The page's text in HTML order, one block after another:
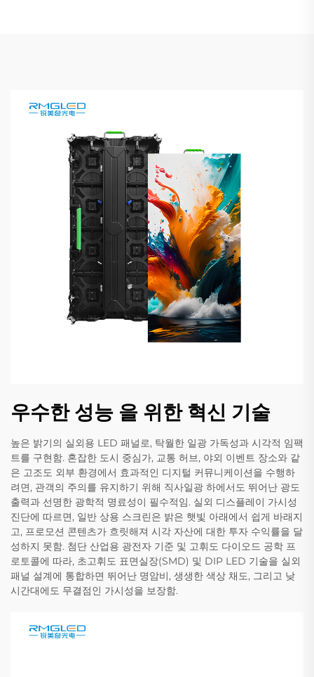
우수한 성능 을 위한 혁신 기술
높은 밝기의 실외용 LED 패널로, 탁월한 일광 가독성과 시각적 임팩
트를 구현함. 혼잡한 도시 중심가, 교통 허브, 야외 이벤트 장소와 같
은 고조도 외부 환경에서 효과적인 디지털 커뮤니케이션을 수행하
려면, 관객의 주의를 유지하기 위해 직사일광 하에서도 뛰어난 광도
출력과 선명한 광학적 명료성이 필수적임. 실외 디스플레이 가시성
진단에 따르면, 일반 상용 스크린은 밝은 햇빛 아래에서 쉽게 바래지
고, 프로모션 콘텐츠가 흐릿해져 시각 자산에 대한 투자 수익률을 달
성하지 못함. 첨단 산업용 광전자 기준 및 고휘도 다이오드 공학 프
로토콜에 따라, 초고휘도 표면실장(SMD) 및 DIP LED 기술을 실외
패널 설계에 통합하면 뛰어난 명암비, 생생한 색상 채도, 그리고 낮
시간대에도 무결점인 가시성을 보장함.